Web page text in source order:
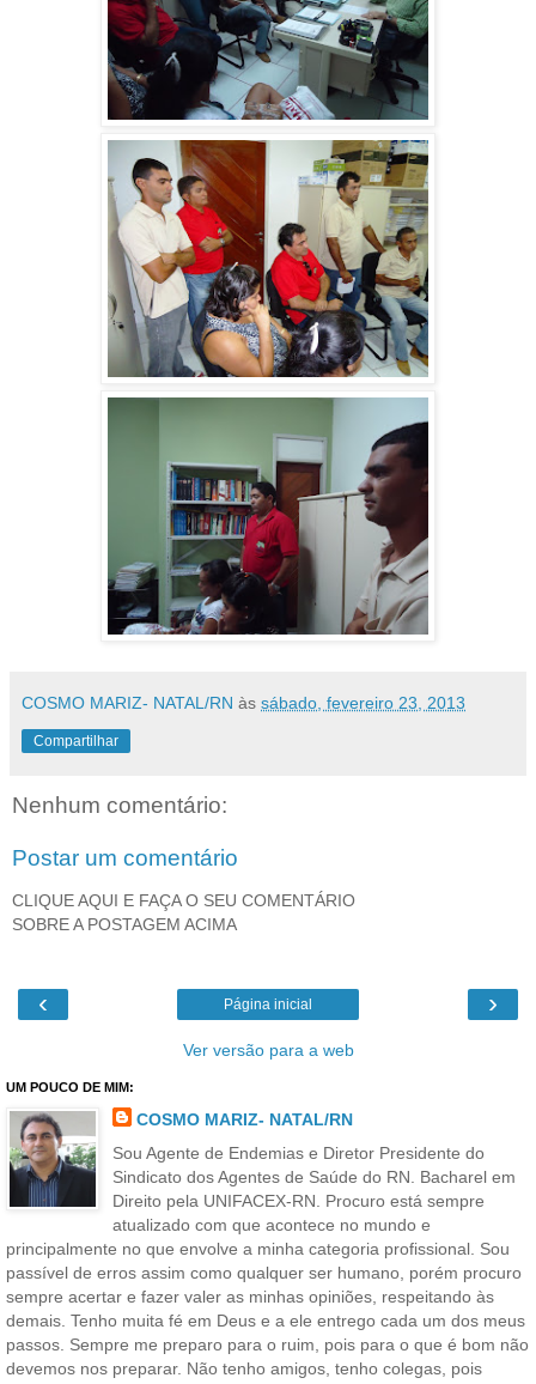
COSMO MARIZ- NATAL/RN às sábado, fevereiro 23, 2013
Compartilhar
Nenhum comentário:
Postar um comentário
CLIQUE AQUI E FAÇA O SEU COMENTÁRIO
SOBRE A POSTAGEM ACIMA
‹ ›
Página inicial
Ver versão para a web
UM POUCO DE MIM:
COSMO MARIZ- NATAL/RN
Sou Agente de Endemias e Diretor Presidente do
Sindicato dos Agentes de Saúde do RN. Bacharel em
Direito pela UNIFACEX-RN. Procuro está sempre
atualizado com que acontece no mundo e
principalmente no que envolve a minha categoria profissional. Sou
passível de erros assim como qualquer ser humano, porém procuro
sempre acertar e fazer valer as minhas opiniões, respeitando às
demais. Tenho muita fé em Deus e a ele entrego cada um dos meus
passos. Sempre me preparo para o ruim, pois para o que é bom não
devemos nos preparar. Não tenho amigos, tenho colegas, pois